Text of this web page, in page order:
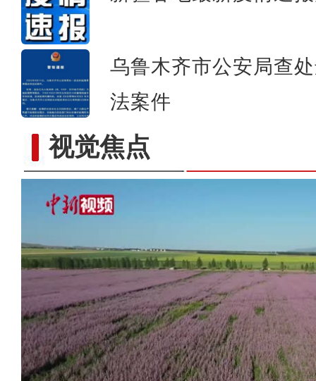
乌鲁木齐市公安局查
法案件
视觉焦点
新疆：三千亩香